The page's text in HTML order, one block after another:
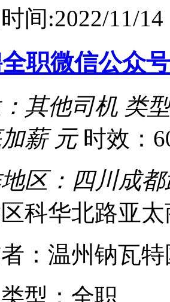
间:2022/11/14
职微信公众
其他司机 类
薪 元时效：
区：四川成
科华北路亚
：温州钠瓦
型：全职